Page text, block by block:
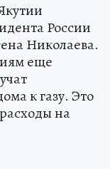
России
Николаева.
еще
к газу. Это
на